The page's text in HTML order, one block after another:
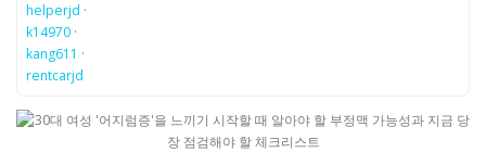
helperjd ·
k14970 ·
kang611 ·
rentcarjd